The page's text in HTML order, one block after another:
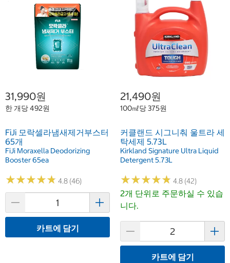
31,990원
한 개당 492원
FiJi 모락셀라냄새제거부스터
65개
FiJi Moraxella Deodorizing
Booster 65ea
★★★★★
★★★★★ 4.8 (46)
카트에 담기
21,490원
100㎖당 375원
커클랜드 시그니춰 울트라 세
탁세제 5.73L
Kirkland Signature Ultra Liquid
Detergent 5.73L
★★★★★
★★★★★ 4.8 (42)
2개 단위로 주문하실 수 있습
니다.
카트에 담기